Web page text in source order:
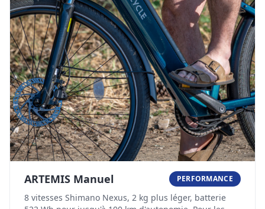
ARTEMIS Manuel PERFORMANCE
8 vitesses Shimano Nexus, 2 kg plus léger, batterie